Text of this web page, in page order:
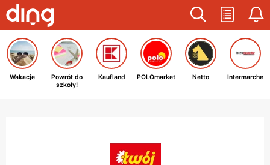
Wakacje
Powrót do
szkoły!
Kaufland POLOmarket Netto Intermarche